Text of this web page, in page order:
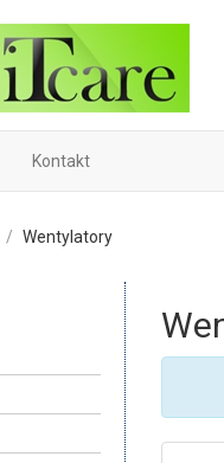
Kontakt
Wentylatory